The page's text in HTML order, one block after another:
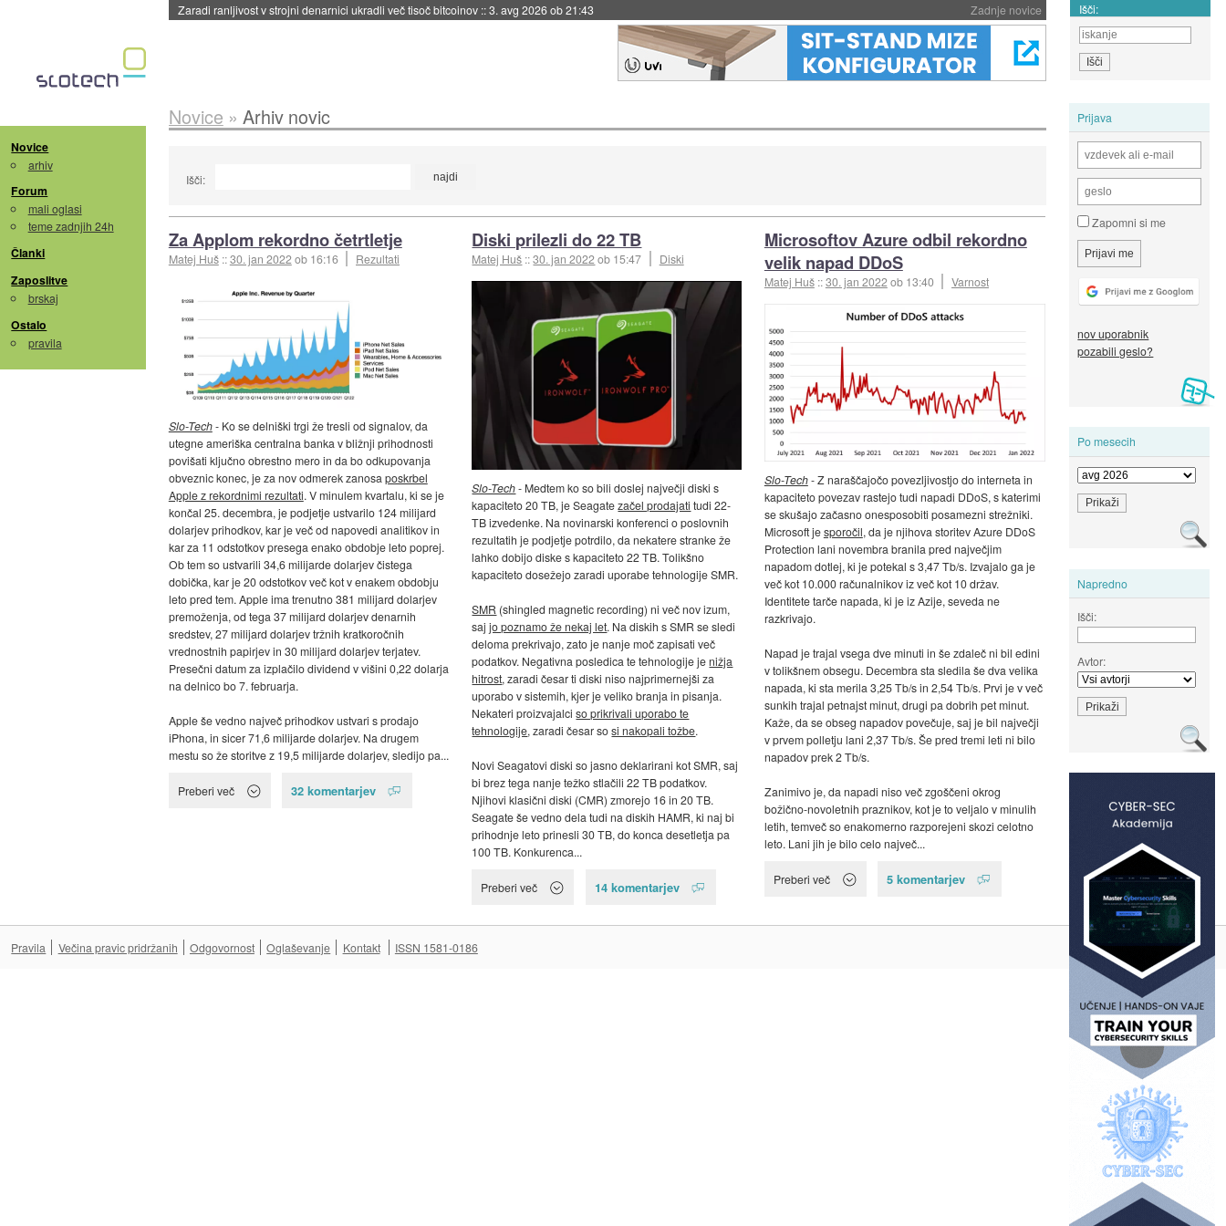
Zadnje novice
Zaradi ranljivost v strojni denarnici ukradli več tisoč bitcoinov ::3. avg 2026 ob 21:43 Išči:
Novice
arhiv
Forum
mali oglasi
teme zadnjih 24h
Članki
Zaposlitve
brskaj
Ostalo
pravila
Prijava
Zapomni si me
nov uporabnik
pozabili geslo?
Po mesecih
Napredno
Išči:
Avtor:
Novice » Arhiv novic
Išči:
Za Applom rekordno četrtletje
Matej Huš ::30. jan 2022ob 16:16 Rezultati
Slo-Tech- Ko se delniški trgi že tresli od signalov, da
utegne ameriška centralna banka v bližnji prihodnosti
povišati ključno obrestno mero in da bo odkupovanja
obveznic konec, je za nov odmerek zanosa poskrbel
Apple z rekordnimi rezultati. V minulem kvartalu, ki se je
končal 25. decembra, je podjetje ustvarilo 124 milijard
dolarjev prihodkov, kar je več od napovedi analitikov in
kar za 11 odstotkov presega enako obdobje leto poprej.
Ob tem so ustvarili 34,6 milijarde dolarjev čistega
dobička, kar je 20 odstotkov več kot v enakem obdobju
leto pred tem. Apple ima trenutno 381 milijard dolarjev
premoženja, od tega 37 milijard dolarjev denarnih
sredstev, 27 milijard dolarjev tržnih kratkoročnih
vrednostnih papirjev in 30 milijard dolarjev terjatev.
Presečni datum za izplačilo dividend v višini 0,22 dolarja
na delnico bo 7. februarja.
Apple še vedno največ prihodkov ustvari s prodajo
iPhona, in sicer 71,6 milijarde dolarjev. Na drugem
mestu so že storitve z 19,5 milijarde dolarjev, sledijo pa...
Preberi več 32 komentarjev
Diski prilezli do 22 TB
Matej Huš ::30. jan 2022ob 15:47 Diski
Slo-Tech- Medtem ko so bili doslej največji diski s
kapaciteto 20 TB, je Seagatezačel prodajati tudi 22-
TB izvedenke. Na novinarski konferenci o poslovnih
rezultatih je podjetje potrdilo, da nekatere stranke že
lahko dobijo diske s kapaciteto 22 TB. Tolikšno
kapaciteto dosežejo zaradi uporabe tehnologije SMR.
SMR (shingled magnetic recording) ni več nov izum,
sajjo poznamo že nekaj let. Na diskih s SMR se sledi
deloma prekrivajo, zato je nanje moč zapisati več
podatkov. Negativna posledica te tehnologije jenižja
hitrost, zaradi česar ti diski niso najprimernejši za
uporabo v sistemih, kjer je veliko branja in pisanja.
Nekateri proizvajalciso prikrivali uporabo te
tehnologije, zaradi česar sosi nakopali tožbe.
Novi Seagatovi diski so jasno deklarirani kot SMR, saj
bi brez tega nanje težko stlačili 22 TB podatkov.
Njihovi klasični diski (CMR) zmorejo 16 in 20 TB.
Seagate še vedno dela tudi na diskih HAMR, ki naj bi
prihodnje leto prinesli 30 TB, do konca desetletja pa
100 TB. Konkurenca...
Preberi več 14 komentarjev
Microsoftov Azure odbil rekordno
velik napad DDoS
Matej Huš ::30. jan 2022ob 13:40 Varnost
Slo-Tech- Z naraščajočo povezljivostjo do interneta in
kapaciteto povezav rastejo tudi napadi DDoS, s katerimi
se skušajo začasno onesposobiti posamezni strežniki.
Microsoft jesporočil, da je njihova storitev Azure DDoS
Protection lani novembra branila pred največjim
napadom dotlej, ki je potekal s 3,47 Tb/s. Izvajalo ga je
več kot 10.000 računalnikov iz več kot 10 držav.
Identitete tarče napada, ki je iz Azije, seveda ne
razkrivajo.
Napad je trajal vsega dve minuti in še zdaleč ni bil edini
v tolikšnem obsegu. Decembra sta sledila še dva velika
napada, ki sta merila 3,25 Tb/s in 2,54 Tb/s. Prvi je v več
sunkih trajal petnajst minut, drugi pa dobrih pet minut.
Kaže, da se obseg napadov povečuje, saj je bil največji
v prvem polletju lani 2,37 Tb/s. Še pred tremi leti ni bilo
napadov prek 2 Tb/s.
Zanimivo je, da napadi niso več zgoščeni okrog
božično-novoletnih praznikov, kot je to veljalo v minulih
letih, temveč so enakomerno razporejeni skozi celotno
leto. Lani jih je bilo celo največ...
Preberi več 5 komentarjev
Na vrh ^
Pravila Večina pravic pridržanih Odgovornost Oglaševanje Kontakt ISSN 1581-0186